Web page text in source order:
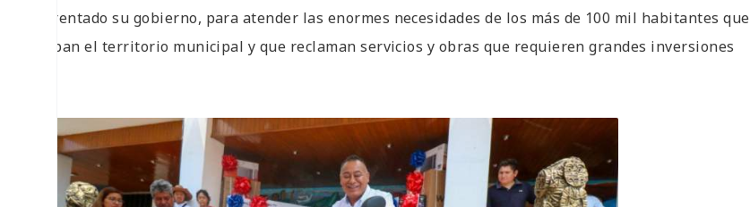
enfrentado su gobierno, para atender las enormes necesidades de los más de 100 mil habitantes que
ocupan el territorio municipal y que reclaman servicios y obras que requieren grandes inversiones